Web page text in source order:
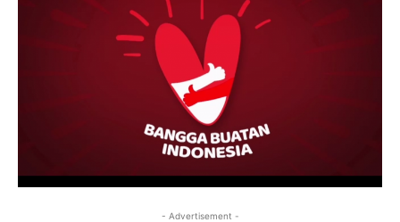
- Advertisement -